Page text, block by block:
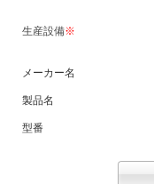
生産設備※
メーカー名
製品名
型番